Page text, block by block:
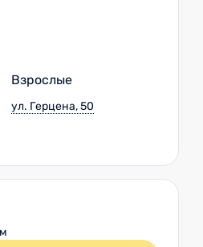
Взрослые
ул. Герцена, 50